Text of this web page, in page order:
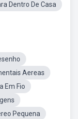
Dentro De Casa
Aereas
Em Fio
Pequena